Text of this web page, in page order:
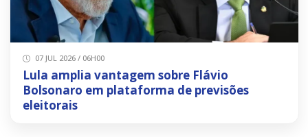
07 JUL 2026 / 06H00
Lula amplia vantagem sobre Flávio
Bolsonaro em plataforma de previsões
eleitorais